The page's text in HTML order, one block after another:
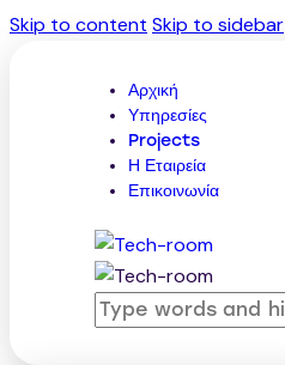
Skip to content Skip to sidebar
Αρχική
Υπηρεσίες
Projects
Η Εταιρεία
Επικοινωνία